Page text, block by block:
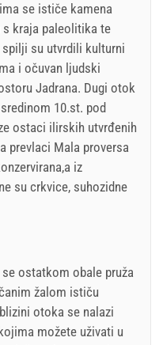
se ističe kamena
kraja paleolitika te
su utvrdili kulturni
i očuvan ljudski
Jadrana. Dugi otok
10.st. pod
ostaci ilirskih utvrđenih
prevlaci Mala proversa
iz
su crkvice, suhozidne
ostatkom obale pruža
žalom ističu
otoka se nalazi
možete uživati u